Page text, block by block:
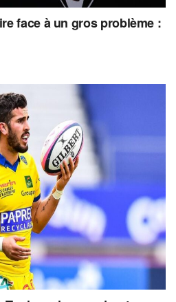
face à un gros problème :